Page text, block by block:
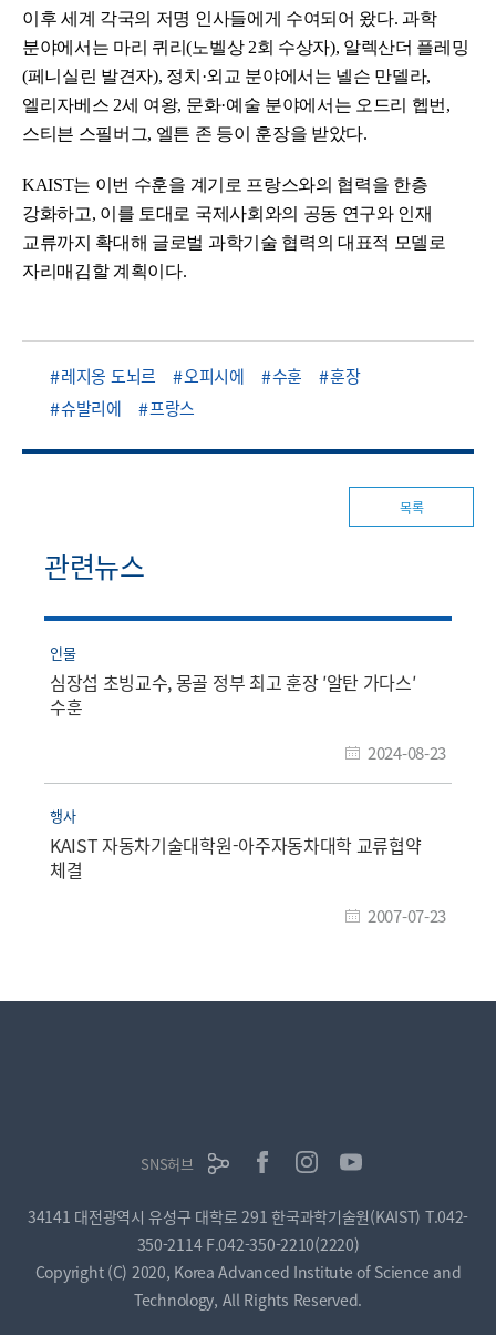
이후 세계 각국의 저명 인사들에게 수여되어 왔다. 과학
분야에서는 마리 퀴리(노벨상 2회 수상자), 알렉산더 플레밍
(페니실린 발견자), 정치·외교 분야에서는 넬슨 만델라,
엘리자베스 2세 여왕, 문화·예술 분야에서는 오드리 헵번,
스티븐 스필버그, 엘튼 존 등이 훈장을 받았다.
KAIST는 이번 수훈을 계기로 프랑스와의 협력을 한층
강화하고, 이를 토대로 국제사회와의 공동 연구와 인재
교류까지 확대해 글로벌 과학기술 협력의 대표적 모델로
자리매김할 계획이다.
레지옹 도뇌르 오피시에 수훈
훈장
슈발리에
프랑스
목록
관련뉴스
인물
심장섭 초빙교수, 몽골 정부 최고 훈장 ′알탄 가다스′
수훈
2024-08-23
행사
KAIST 자동차기술대학원-아주자동차대학 교류협약
체결
2007-07-23
SNS허브
34141 대전광역시 유성구 대학로 291 한국과학기술원(KAIST) T.042-
350-2114 F.042-350-2210(2220)
Copyright (C) 2020, Korea Advanced Institute of Science and
Technology, All Rights Reserved.